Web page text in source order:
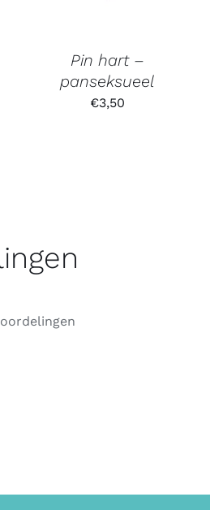
Pin hart –
panseksueel
€3,50